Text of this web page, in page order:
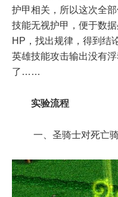
护甲相关，所以这次全
技能无视护甲，便于数
HP，找出规律，得到结
英雄技能攻击输出没有
了……
实验流程
一、圣骑士对死亡